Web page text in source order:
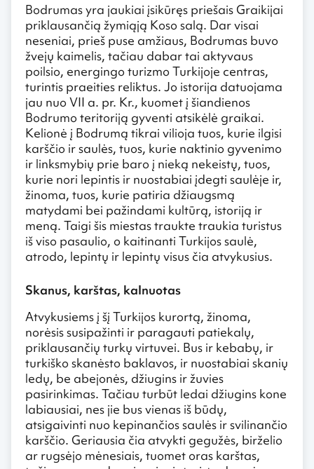
Bodrumas yra jaukiai įsikūręs priešais Graikijai
priklausančią žymiąją Koso salą. Dar visai
neseniai, prieš puse amžiaus, Bodrumas buvo
žvejų kaimelis, tačiau dabar tai aktyvaus
poilsio, energingo turizmo Turkijoje centras,
turintis praeities reliktus. Jo istorija datuojama
jau nuo VII a. pr. Kr., kuomet į šiandienos
Bodrumo teritoriją gyventi atsikėlė graikai.
Kelionė į Bodrumą tikrai vilioja tuos, kurie ilgisi
karščio ir saulės, tuos, kurie naktinio gyvenimo
ir linksmybių prie baro į nieką nekeistų, tuos,
kurie nori lepintis ir nuostabiai įdegti saulėje ir,
žinoma, tuos, kurie patiria džiaugsmą
matydami bei pažindami kultūrą, istoriją ir
meną. Taigi šis miestas traukte traukia turistus
iš viso pasaulio, o kaitinanti Turkijos saulė,
atrodo, lepintų ir lepintų visus čia atvykusius.
Skanus, karštas, kalnuotas
Atvykusiems į šį Turkijos kurortą, žinoma,
norėsis susipažinti ir paragauti patiekalų,
priklausančių turkų virtuvei. Bus ir kebabų, ir
turkiško skanėsto baklavos, ir nuostabiai skanių
ledų, be abejonės, džiugins ir žuvies
pasirinkimas. Tačiau turbūt ledai džiugins kone
labiausiai, nes jie bus vienas iš būdų,
atsigaivinti nuo kepinančios saulės ir svilinančio
karščio. Geriausia čia atvykti gegužės, birželio
ar rugsėjo mėnesiais, tuomet oras karštas,